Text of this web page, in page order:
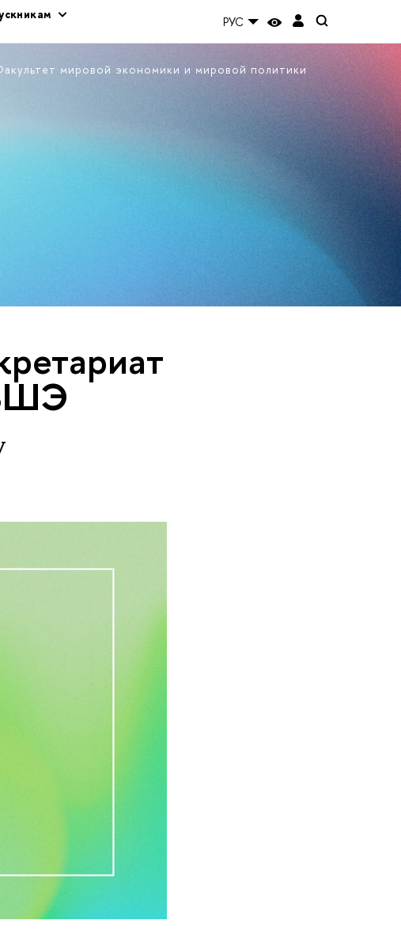
РУС
мировой экономики и мировой политики